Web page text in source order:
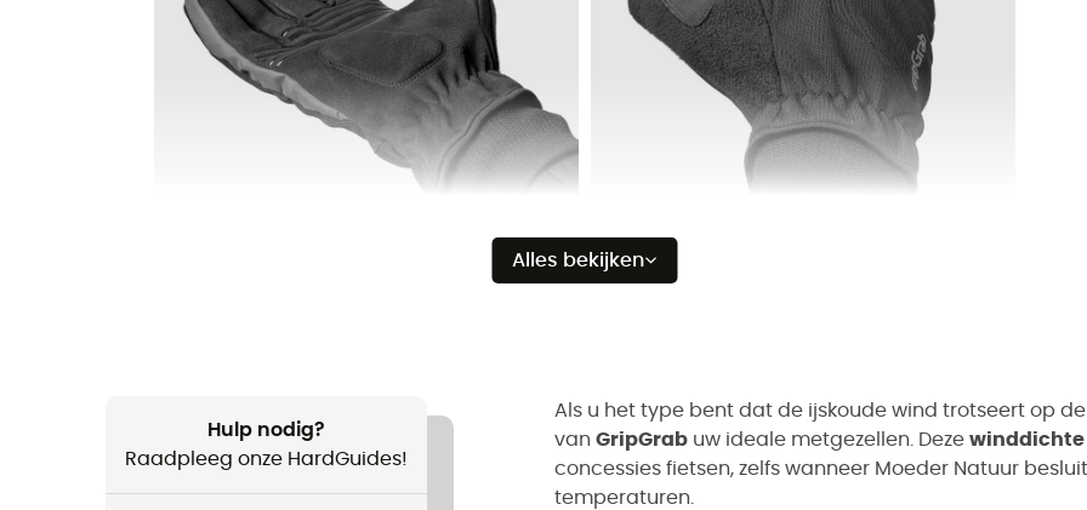
Alles bekijken
Hulp nodig?
Raadpleeg onze HardGuides!
Als u het type bent dat de ijskoude wind trotseert op
van GripGrab uw ideale metgezellen. Deze
concessies fietsen, zelfs wanneer Moeder Natuur
temperaturen.